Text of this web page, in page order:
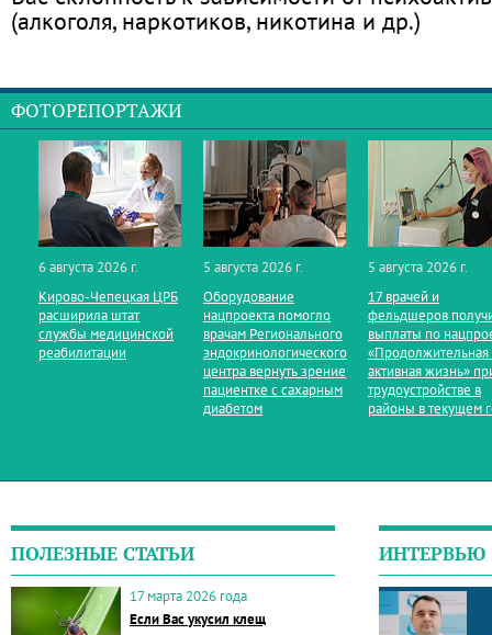
(алкоголя, наркотиков, никотина и др.)
ФОТОРЕПОРТАЖИ
6 августа 2026 г.
Кирово‑Чепецкая ЦРБ
расширила штат
службы медицинской
реабилитации
5 августа 2026 г.
Оборудование
нацпроекта помогло
врачам Регионального
эндокринологического
центра вернуть зрение
пациентке с сахарным
диабетом
5 августа 2026 г.
17 врачей и
фельдшеров
выплаты по
«Продолжительная
активная жизнь»
трудоустройстве в
районы в текущем
ПОЛЕЗНЫЕ СТАТЬИ
17 марта 2026 года
Если Вас укусил клещ
ИНТЕРВЬЮ